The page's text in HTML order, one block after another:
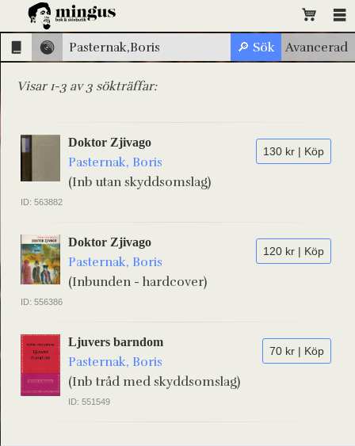
Visar 1-3 av 3 sökträffar:
130 kr | Köp
Doktor Zjivago
Pasternak, Boris
(Inb utan skyddsomslag)
ID: 563882
120 kr | Köp
Doktor Zjivago
Pasternak, Boris
(Inbunden - hardcover)
ID: 556386
70 kr | Köp
Ljuvers barndom
Pasternak, Boris
(Inb tråd med skyddsomslag)
ID: 551549